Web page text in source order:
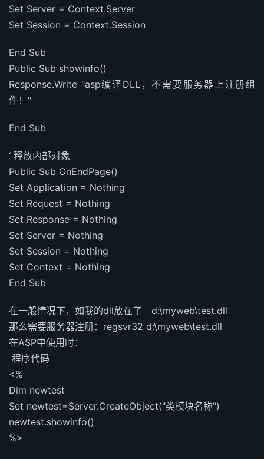
Set Server = Context.Server
Set Session = Context.Session
End Sub
Public Sub showinfo()
Response.Write "asp编译DLL，不需要服务器上注册组
件！"
End Sub
‘ 释放内部对象
Public Sub OnEndPage()
Set Application = Nothing
Set Request = Nothing
Set Response = Nothing
Set Server = Nothing
Set Session = Nothing
Set Context = Nothing
End Sub
在一般情况下，如我的dll放在了 d:\myweb\test.dll
那么需要服务器注册：regsvr32 d:\myweb\test.dll
在ASP中使用时：
程序代码
<%
Dim newtest
Set newtest=Server.CreateObject("类模块名称")
newtest.showinfo()
%>